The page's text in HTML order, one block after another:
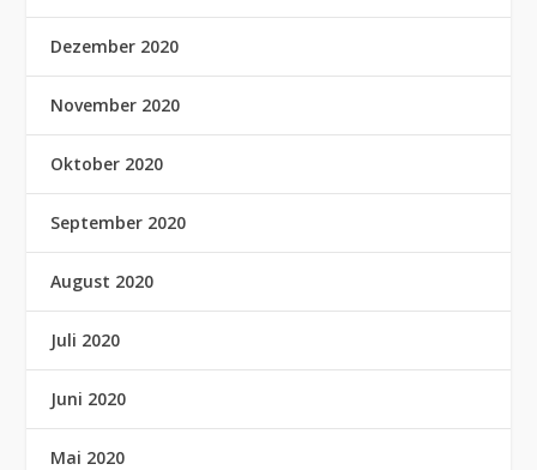
Dezember 2020
November 2020
Oktober 2020
September 2020
August 2020
Juli 2020
Juni 2020
Mai 2020